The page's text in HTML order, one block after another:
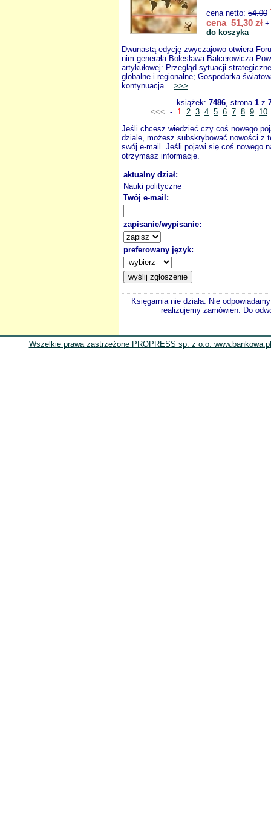
cena netto: 54.00
cena 51,30 zł
do koszyka
Dwunastą edycję zwyczajowo otwiera
nim generała Bolesława Balcerowicza
artykułowej: Przegląd sytuacji
globalne i regionalne; Gospodarka
kontynuacja... >>>
książek: 7486, strona 1 z
<<< - 1 2 3 4 5 6 7 8 9 10
Jeśli chcesz wiedzieć czy coś nowego
dziale, możesz subskrybować nowości z
swój e-mail. Jeśli pojawi się coś nowego
otrzymasz informację.
aktualny dział:
Nauki polityczne
Twój e-mail:
zapisanie/wypisanie:
preferowany język:
Księgarnia nie działa. Nie
realizujemy zamówien. Do
Wszelkie prawa zastrzeżone PROPRESS sp. z o.o.